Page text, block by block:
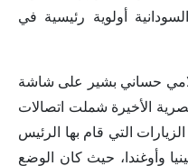
أولوية رئيسية في
حساني بشير على شاشة
الأخيرة شملت اتصالات
التي قام بها الرئيس
وأوغندا، حيث كان الوضع